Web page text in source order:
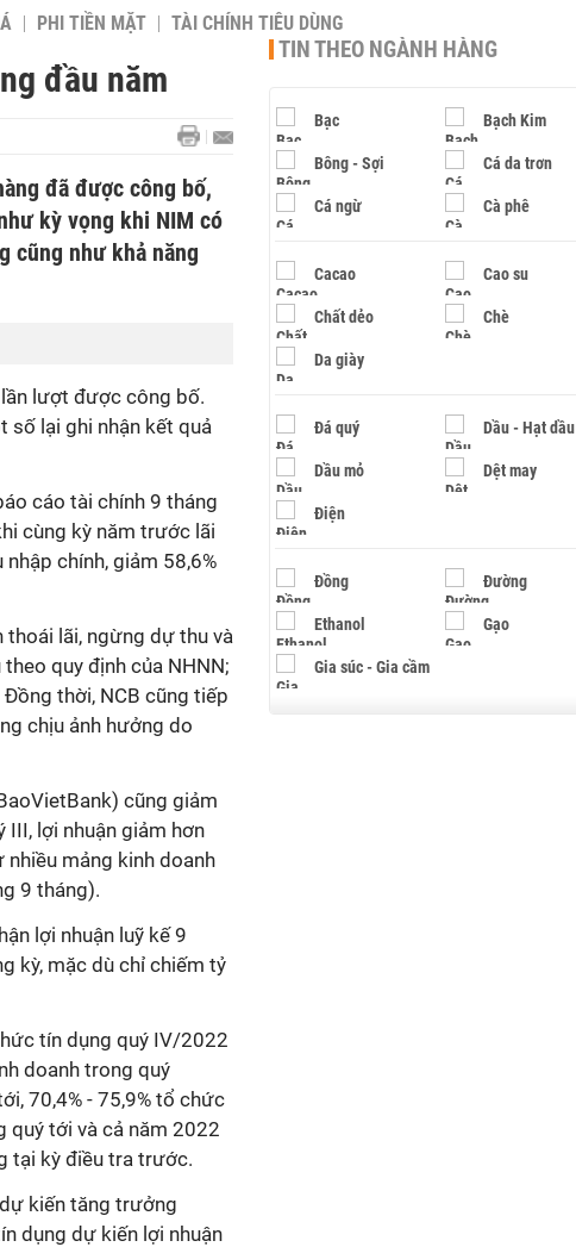
PHI TIỀN MẶT TÀI CHÍNH TIÊU DÙNG
đầu năm
đã được công bố,
kỳ vọng khi NIM có
cũng như khả năng
lượt được công bố.
số lại ghi nhận kết quả
cáo tài chính 9 tháng
cùng kỳ năm trước lãi
chính, giảm 58,6%
thoái lãi, ngừng dự thu và
quy định của NHNN;
thời, NCB cũng tiếp
chịu ảnh hưởng do
cũng giảm
III, lợi nhuận giảm hơn
nhiều mảng kinh doanh
9 tháng).
lợi nhuận luỹ kế 9
kỳ, mặc dù chỉ chiếm tỷ
tín dụng quý IV/2022
doanh trong quý
70,4% - 75,9% tổ chức
quý tới và cả năm 2022
tại kỳ điều tra trước.
kiến tăng trưởng
dụng dự kiến lợi nhuận
TIN THEO NGÀNH HÀNG
Bạc Bạch Kim
Bông - Sợi Cá da trơn
Cá ngừ Cà phê
Cacao Cao su
Chất dẻo Chè
Da giày
Đá quý Dầu - Hạt dầu
Dầu mỏ Dệt may
Điện
Đồng Đường
Ethanol Gạo
Gia súc - Gia cầm